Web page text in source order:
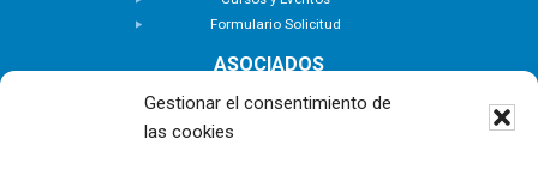
Gestionar el consentimiento de
las cookies
Formulario Solicitud
ASOCIADOS
Zona Privada